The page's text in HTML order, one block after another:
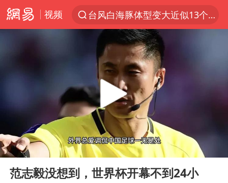
视频
台风白海豚体型变大近似13个浙江面积
夜幕落下 运动上场
改名后的“青海拉面”店
段绚竞因公牺牲 年仅44岁
男子结婚8年3个女儿均非亲生
“空调24小时开着更省电”不实
Play
00:00 06:20
范志毅没想到，世界杯开幕不到24小